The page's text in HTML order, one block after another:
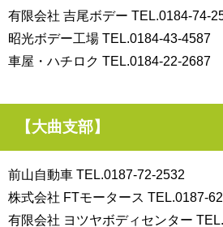
有限会社 吉尾ボデー TEL.0184-74-
昭光ボデー工場 TEL.0184-43-4587
車屋・ハチロク TEL.0184-22-2687
【大曲支部】
前山自動車 TEL.0187-72-2532
株式会社 FTモータース TEL.0187-
有限会社 ヨツヤボディセンター